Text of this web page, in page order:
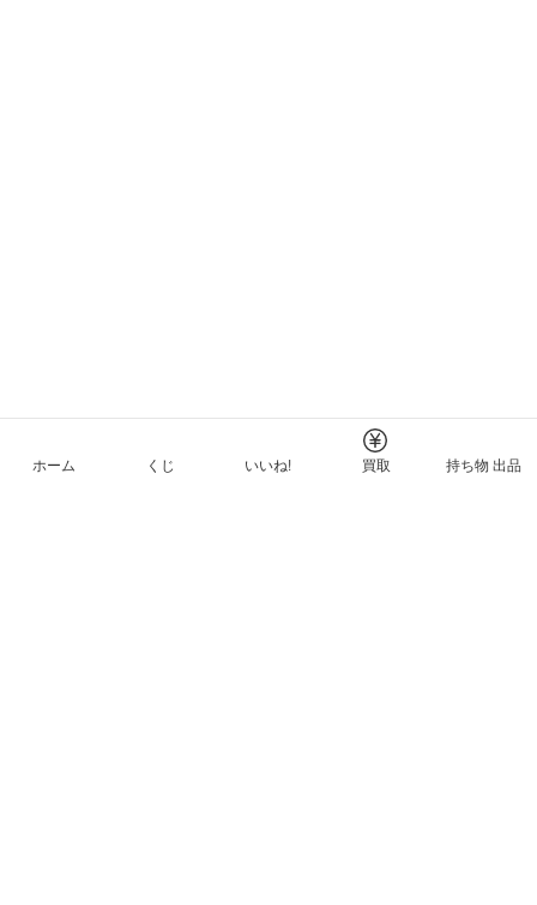
ホーム くじ いいね! 買取 持ち物 出品